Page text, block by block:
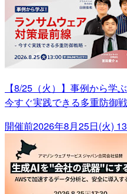
【8/25（火）】事例から学
今すぐ実践できる多重防御
開催前2026年8月25日(火)